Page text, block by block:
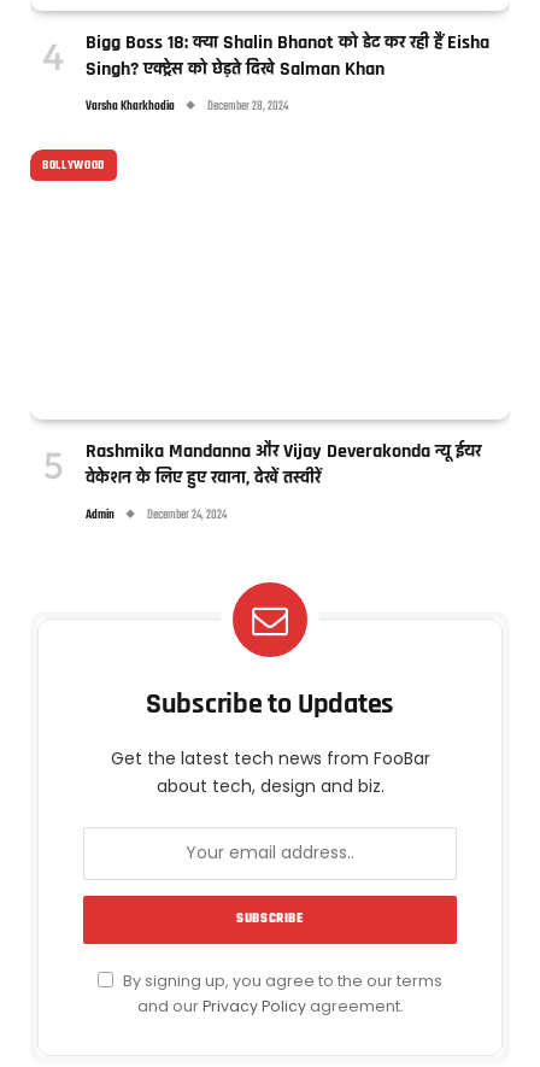
Bigg Boss 18: क्या Shalin Bhanot को डेट कर रही हैं Eisha
Singh? एक्ट्रेस को छेड़ते दिखे Salman Khan
Varsha Kharkhodia December 28, 2024
BOLLYWOOD
Rashmika Mandanna और Vijay Deverakonda न्यू ईयर
वेकेशन के लिए हुए रवाना, देखें तस्वीरें
Admin December 24, 2024
Subscribe to Updates
Get the latest tech news from FooBar
about tech, design and biz.
By signing up, you agree to the our terms
and ourPrivacy Policyagreement.